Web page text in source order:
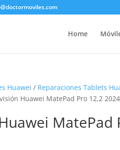
Home
Huawei / Reparaciones Tablets
Huawei MatePad Pro 12,2 2024
MatePad